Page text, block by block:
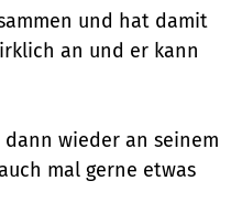
und hat damit
an und er kann
wieder an seinem
mal gerne etwas